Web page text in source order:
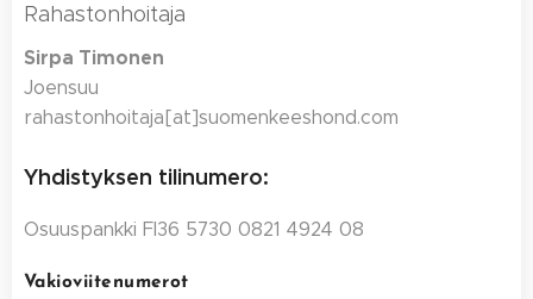
Rahastonhoitaja
Sirpa Timonen
Joensuu
rahastonhoitaja[at]suomenkeeshond.com
Yhdistyksen tilinumero:
Osuuspankki FI36 5730 0821 4924 08
Vakioviitenumerot